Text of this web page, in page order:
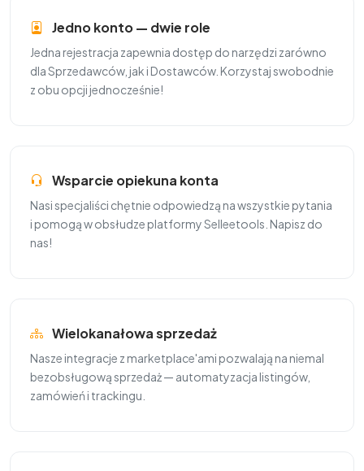
Jedno konto — dwie role
Jedna rejestracja zapewnia dostęp do narzędzi zarówno
dla Sprzedawców, jak i Dostawców. Korzystaj swobodnie
z obu opcji jednocześnie!
Wsparcie opiekuna konta
Nasi specjaliści chętnie odpowiedzą na wszystkie pytania
i pomogą w obsłudze platformy Selleetools. Napisz do
nas!
Wielokanałowa sprzedaż
Nasze integracje z marketplace'ami pozwalają na niemal
bezobsługową sprzedaż — automatyzacja listingów,
zamówień i trackingu.